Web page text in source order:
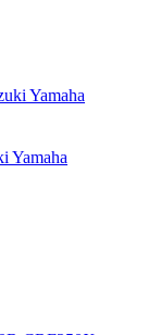
Yamaha